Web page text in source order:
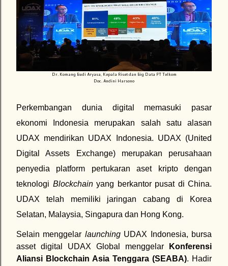
Dr. Komang Budi Aryasa, Kepala Riset dan Big Data PT Telkom
Doc. Andini Harsono
Perkembangan dunia digital memasuki pasar
ekonomi Indonesia merupakan salah satu alasan
UDAX mendirikan UDAX Indonesia. UDAX (United
Digital Assets Exchange) merupakan perusahaan
penyedia platform pertukaran aset kripto dengan
teknologi Blockchainyang berkantor pusat di China.
UDAX telah memiliki jaringan cabang di Korea
Selatan, Malaysia, Singapura dan Hong Kong.
Selain menggelar launchingUDAX Indonesia, bursa
asset digital UDAX Global menggelar
Konferensi
Aliansi Blockchain Asia Tenggara (SEABA). Hadir